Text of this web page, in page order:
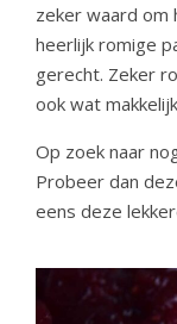
zeker waard om
heerlijk romige
gerecht. Zeker
ook wat
Op zoek naar
Probeer dan
eens deze